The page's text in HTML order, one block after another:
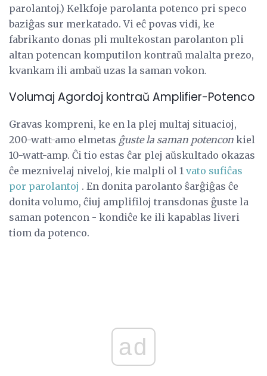
parolantoj.) Kelkfoje parolanta potenco pri speco
baziĝas sur merkatado. Vi eĉ povas vidi, ke
fabrikanto donas pli multekostan parolanton pli
altan potencan komputilon kontraŭ malalta prezo,
kvankam ili ambaŭ uzas la saman vokon.
Volumaj Agordoj kontraŭ Amplifier-Potenco
Gravas kompreni, ke en la plej multaj situacioj,
200-watt-amo elmetas ĝuste la saman potencon kiel
10-watt-amp. Ĉi tio estas ĉar plej aŭskultado okazas
ĉe meznivelaj niveloj, kie malpli ol 1 vato sufiĉas
por parolantoj . En donita parolanto ŝarĝiĝas ĉe
donita volumo, ĉiuj amplifiloj transdonas ĝuste la
saman potencon - kondiĉe ke ili kapablas liveri
tiom da potenco.
ad